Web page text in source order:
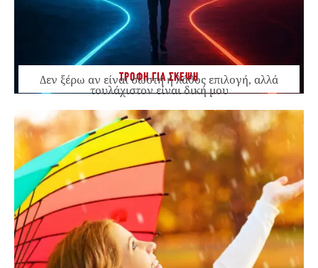
ΤΡΟΦΗ ΓΙΑ ΣΚΕΨΗ
Δεν ξέρω αν είναι σωστή ή λάθος επιλογή, αλλά
τουλάχιστον είναι δική μου